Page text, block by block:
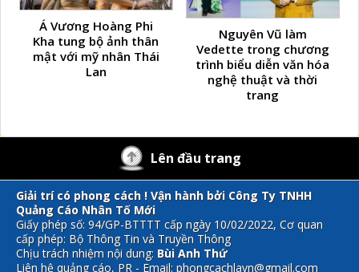
Á Vương Hoàng Phi
Kha tung bộ ảnh thân
mật với mỹ nhân Thái
Lan
Nguyên Vũ làm
Vedette trong chương
trình biểu diễn văn hóa
nghệ thuật và thời
trang
Lên đầu trang
Giải trí có phong cách ! Vận hành bởi Công Ty TNHH
Quảng Cáo Nhân Tố Mới
Giấy phép số: 94/GP-BTTTT cấp ngày 10/02/2022, Cơ quan
cấp phép: Bộ Thông Tin và Truyền Thông
Chịu trách nhiệm nội dung: Bùi Anh Thứ
Liên hệ quảng cáo, PR - Email: phongcachlavn@gmail.com